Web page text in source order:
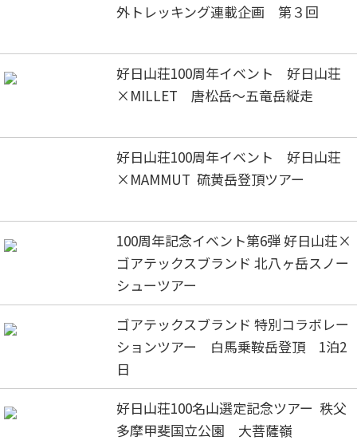
外トレッキング連載企画 第３回
好日山荘100周年イベント 好日山荘
×MILLET 唐松岳～五竜岳縦走
好日山荘100周年イベント 好日山荘
×MAMMUT 硫黄岳登頂ツアー
100周年記念イベント第6弾 好日山荘×
ゴアテックスブランド 北八ヶ岳スノー
シューツアー
ゴアテックスブランド 特別コラボレー
ションツアー 白馬乗鞍岳登頂 1泊2
日
好日山荘100名山選定記念ツアー 秩父
多摩甲斐国立公園 大菩薩嶺